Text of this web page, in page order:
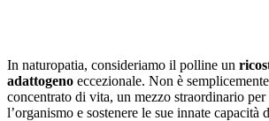
In naturopatia, consideriamo il polline un
adattogeno eccezionale. Non è
concentrato di vita, un mezzo straordinario
l’organismo e sostenere le sue innate capacità